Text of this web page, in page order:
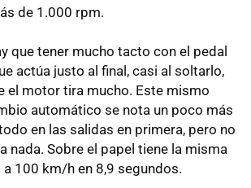
de 1.000 rpm.
que tener mucho tacto con el pedal
actúa justo al final, casi al soltarlo,
el motor tira mucho. Este mismo
automático se nota un poco más
en las salidas en primera, pero no
nada. Sobre el papel tiene la misma
100 km/h en 8,9 segundos.